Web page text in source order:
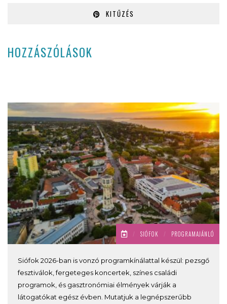
KITŰZÉS
HOZZÁSZÓLÁSOK
/ SIÓFOK / PROGRAMAJÁNLÓ
Siófok 2026-ban is vonzó programkínálattal készül: pezsgő
fesztiválok, fergeteges koncertek, színes családi
programok, és gasztronómiai élmények várják a
látogatókat egész évben. Mutatjuk a legnépszerűbb